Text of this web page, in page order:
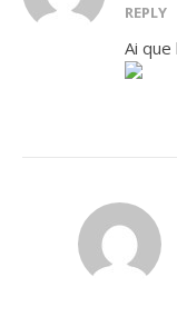
REPLY
Ai que